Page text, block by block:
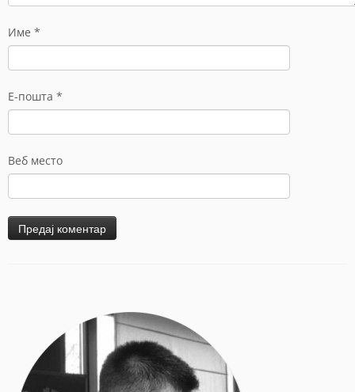
Име *
Е-пошта *
Веб место